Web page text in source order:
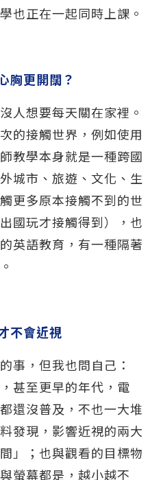
也正在一起同時上課。
胸更開闊？
人想要每天關在家裡。
的接觸世界，例如使用
教學本身就是一種跨國
城市、旅遊、文化、生
更多原本接觸不到的世
國玩才接觸得到），也
英語教育，有一種隔著
不會近視
事，但我也問自己：
甚至更早的年代，電
還沒普及，不也一大堆
發現，影響近視的兩大
」；也與觀看的目標物
螢幕都是，越小越不